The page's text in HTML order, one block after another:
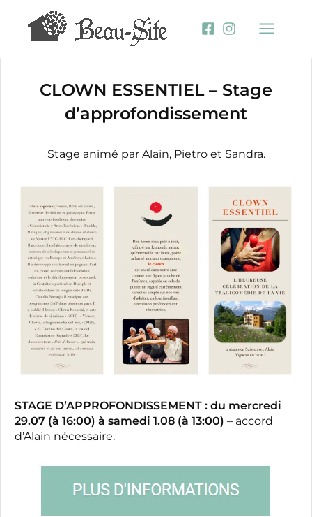
contenu
CLOWN ESSENTIEL – Stage
d’approfondissement
Stage animé par Alain, Pietro et Sandra.
STAGE D’APPROFONDISSEMENT : du mercredi
29.07 (à 16:00) à samedi 1.08 (à 13:00) – accord
d’Alain nécessaire.